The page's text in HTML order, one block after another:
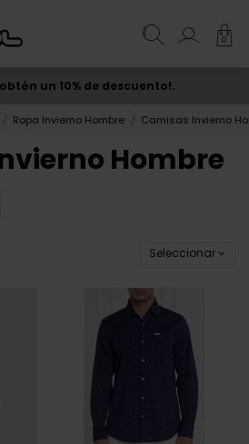
0
GRATIS desde 50€
un 10% de descuento!.
Ropa Invierno Hombre Camisas Invierno
Hombre
Seleccionar